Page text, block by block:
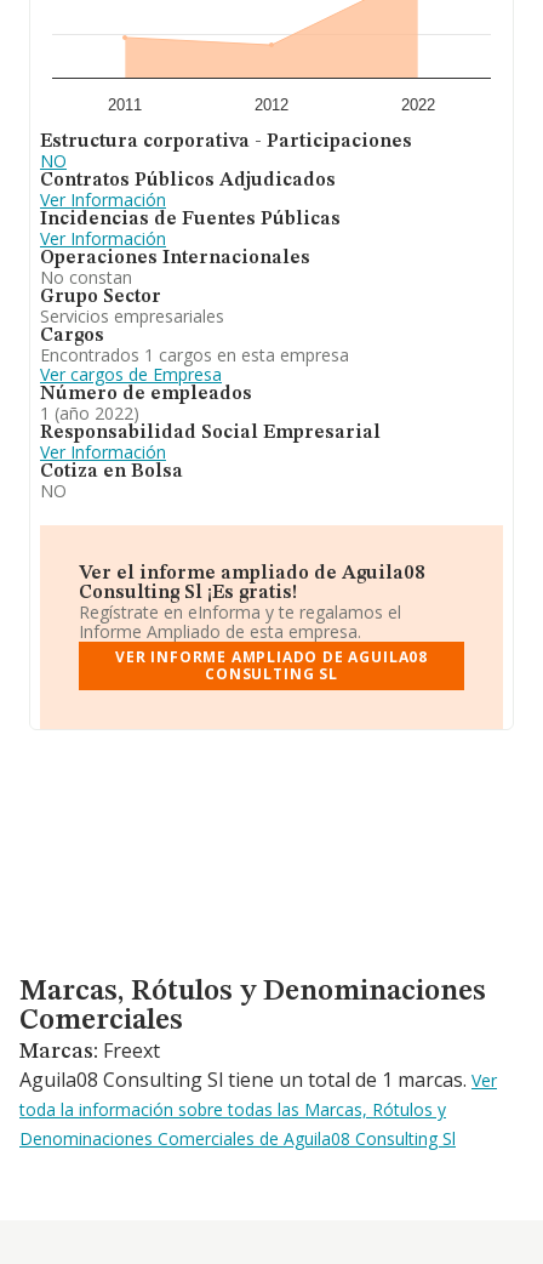
2011 2012 2022
Estructura corporativa - Participaciones
NO
Contratos Públicos Adjudicados
Ver Información
Incidencias de Fuentes Públicas
Ver Información
Operaciones Internacionales
No constan
Grupo Sector
Servicios empresariales
Cargos
Encontrados 1 cargos en esta empresa
Ver cargos de Empresa
Número de empleados
1 (año 2022)
Responsabilidad Social Empresarial
Ver Información
Cotiza en Bolsa
NO
Ver el informe ampliado de Aguila08
Consulting Sl ¡Es gratis!
Regístrate en eInforma y te regalamos el
Informe Ampliado de esta empresa.
VER INFORME AMPLIADO DE AGUILA08
CONSULTING SL
Marcas, Rótulos y Denominaciones Comerciales
Marcas, Rótulos y Denominaciones
Comerciales
Marcas: Freext
Aguila08 Consulting Sl tiene un total de 1 marcas. Ver
toda la información sobre todas las Marcas, Rótulos y
Denominaciones Comerciales de Aguila08 Consulting Sl